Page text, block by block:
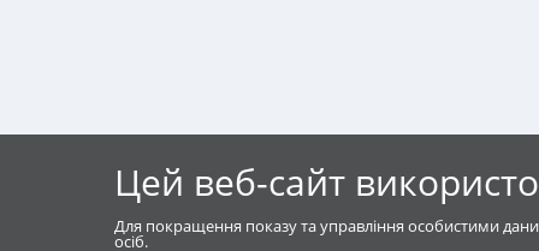
Цей веб-сайт
Для покращення показу та управління особистими
осіб.